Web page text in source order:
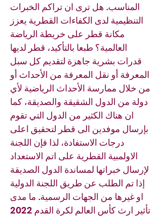
المناسب. هل ترى ان تراكم الخبرات
التنظيمية لدى الكفاءات القطرية يعزز
مكانة قطر على خريطة الرياضة
العالمية؟ طبعا بالتأكيد، قطر لديها
قدرات بشرية جاهزة لتقديم كل سبل
المعرفة أو نقل المعرفة من الأحداث أو
من خلال ممارسة الأحداث الرياضية لأي
دولة من الدول الشقيقة والصديقة، كما
ان هناك الكثير من الدول التي تقوم
بإرسال موفدين الى قطر لتحقيق اعلى
درجات الاستفادة، لذا فإن اللجنة
الاولمبية القطرية على اتم الاستعداد
لإرسال خبراتها لمساندة الدول الصديقة
إذا تم الطلب عن طريق اللجنة الدولية
او غيرها من الجهات الرسمية. ما مدى
تأثير ارث كأس العالم لكرة القدم 2022